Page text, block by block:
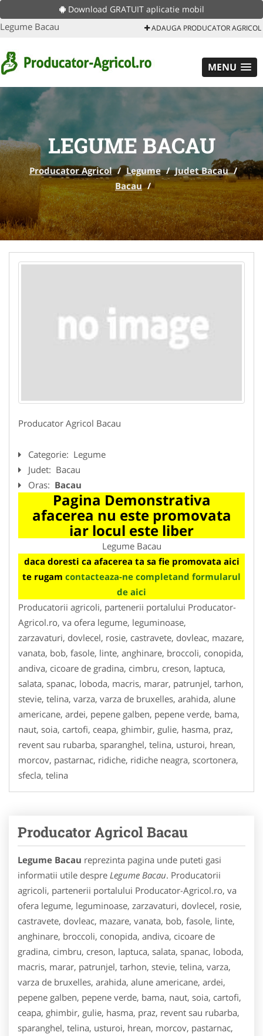
Download GRATUIT aplicatie mobil
Legume Bacau ADAUGA PRODUCATOR AGRICOL
MENU
LEGUME BACAU
Producator Agricol / Legume / Judet Bacau /
Bacau /
Producator Agricol Bacau
Categorie: Legume
Judet: Bacau
Oras: Bacau
Pagina Demonstrativa
afacerea nu este promovata
iar locul este liber
Legume Bacau
daca doresti ca afacerea ta sa fie promovata aici
te rugam contacteaza-ne completand formularul
de aici
Producatorii agricoli, partenerii portalului Producator-
Agricol.ro, va ofera legume, leguminoase,
zarzavaturi, dovlecel, rosie, castravete, dovleac, mazare,
vanata, bob, fasole, linte, anghinare, broccoli, conopida,
andiva, cicoare de gradina, cimbru, creson, laptuca,
salata, spanac, loboda, macris, marar, patrunjel, tarhon,
stevie, telina, varza, varza de bruxelles, arahida, alune
americane, ardei, pepene galben, pepene verde, bama,
naut, soia, cartofi, ceapa, ghimbir, gulie, hasma, praz,
revent sau rubarba, sparanghel, telina, usturoi, hrean,
morcov, pastarnac, ridiche, ridiche neagra, scortonera,
sfecla, telina
Producator Agricol Bacau
Legume Bacau reprezinta pagina unde puteti gasi
informatii utile despre Legume Bacau. Producatorii
agricoli, partenerii portalului Producator-Agricol.ro, va
ofera legume, leguminoase, zarzavaturi, dovlecel, rosie,
castravete, dovleac, mazare, vanata, bob, fasole, linte,
anghinare, broccoli, conopida, andiva, cicoare de
gradina, cimbru, creson, laptuca, salata, spanac, loboda,
macris, marar, patrunjel, tarhon, stevie, telina, varza,
varza de bruxelles, arahida, alune americane, ardei,
pepene galben, pepene verde, bama, naut, soia, cartofi,
ceapa, ghimbir, gulie, hasma, praz, revent sau rubarba,
sparanghel, telina, usturoi, hrean, morcov, pastarnac,